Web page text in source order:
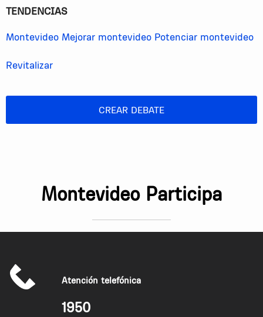
TENDENCIAS
Montevideo Mejorar montevideo Potenciar montevideo
Revitalizar
CREAR DEBATE
Montevideo Participa
Atención telefónica
1950